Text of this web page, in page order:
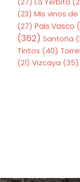
(27) La Yerbita
(23) Mis vinos
(27) Pais Vasco
(362) Santoña
Tintos (40)
(21) Vizcaya (35)